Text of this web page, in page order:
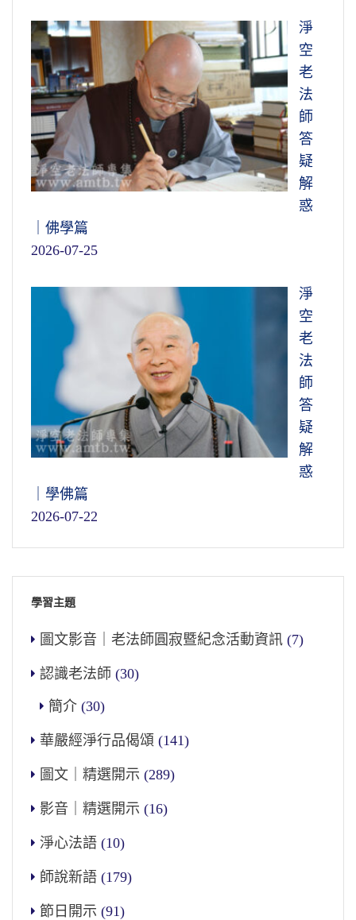
淨
空
老
法
師
答
疑
解
惑
｜佛學篇
2026-07-25
淨
空
老
法
師
答
疑
解
惑
｜學佛篇
2026-07-22
學習主題
圖文影音｜老法師圓寂暨紀念活動資訊 (7)
認識老法師 (30)
簡介 (30)
華嚴經淨行品偈頌 (141)
圖文｜精選開示 (289)
影音｜精選開示 (16)
淨心法語 (10)
師說新語 (179)
節日開示 (91)